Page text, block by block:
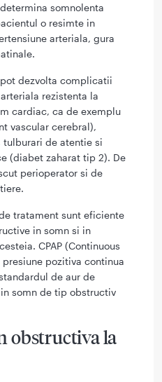
somnolenta
o resimte in
arteriala, gura
dezvolta complicatii
rezistenta la
cardiac, ca de exemplu
vascular cerebral),
tulburari de atentie si
(diabet zaharat tip 2). De
perioperator si de
tratament sunt eficiente
in somn si in
CPAP (Continuous
presiune pozitiva continua
de aur de
somn de tip obstructiv
obstructiva la